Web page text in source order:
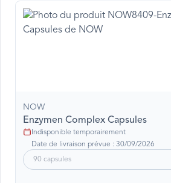
NOW
Enzymen Complex Capsules
Indisponible temporairement
Date de livraison prévue : 30/09/2026
90 capsules